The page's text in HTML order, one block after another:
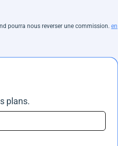
pourra nous reverser une commission. en
plans.